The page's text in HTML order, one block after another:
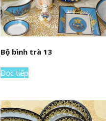
Bộ bình trà 13
Đọc tiếp